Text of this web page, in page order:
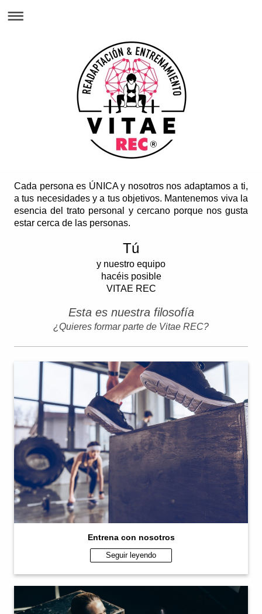
Cada persona es ÚNICA y nosotros nos adaptamos a ti,
a tus necesidades y a tus objetivos. Mantenemos viva la
esencia del trato personal y cercano porque nos gusta
estar cerca de las personas.
Tú
y nuestro equipo
hacéis posible
VITAE REC
Esta es nuestra filosofía
¿Quieres formar parte de Vitae REC?
Entrena con nosotros
Seguir leyendo